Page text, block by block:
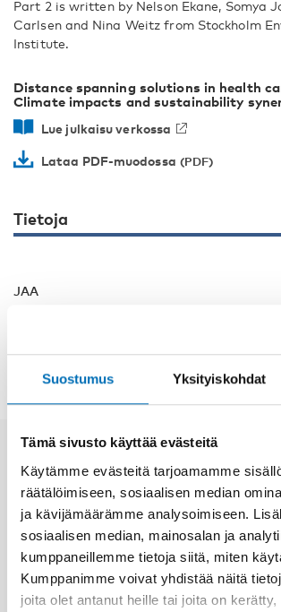
Suostumus Yksityiskohdat
Tämä sivusto käyttää evästeitä
Käytämme evästeitä tarjoamamme
räätälöimiseen, sosiaalisen median
ja kävijämäärämme analysoimiseen.
sosiaalisen median, mainosalan ja
kumppaneillemme tietoja siitä, miten
Kumppanimme voivat yhdistää näitä
joita olet antanut heille tai joita on
Part 2 is written by Nelson Ekane, Somya
Carlsen and Nina Weitz from Stockholm
Institute.
Distance spanning solutions in health
Climate impacts and sustainability
Lue julkaisu verkossa
Lataa PDF-muodossa
Tietoja
JAA
Tietoja
Asiaan liittyvää